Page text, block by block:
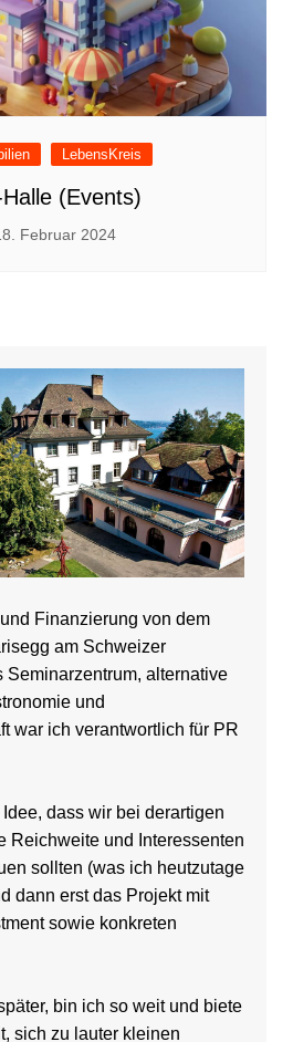
LebensKreis
(Events)
Februar 2024
Finanzierung von dem
am Schweizer
Seminarzentrum, alternative
und
war ich verantwortlich für PR
dass wir bei derartigen
Reichweite und Interessenten
sollten (was ich heutzutage
dann erst das Projekt mit
sowie konkreten
bin ich so weit und biete
sich zu lauter kleinen